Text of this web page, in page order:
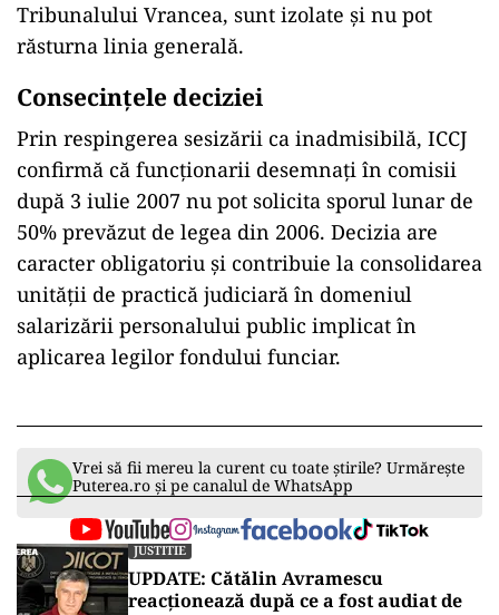
Tribunalului Vrancea, sunt izolate și nu pot
răsturna linia generală.
Consecințele deciziei
Prin respingerea sesizării ca inadmisibilă, ICCJ
confirmă că funcționarii desemnați în comisii
după 3 iulie 2007 nu pot solicita sporul lunar de
50% prevăzut de legea din 2006. Decizia are
caracter obligatoriu și contribuie la consolidarea
unității de practică judiciară în domeniul
salarizării personalului public implicat în
aplicarea legilor fondului funciar.
Vrei să fii mereu la curent cu toate știrile? Urmărește
Puterea.ro și pe canalul de WhatsApp
JUSTITIE
UPDATE: Cătălin Avramescu
reacționează după ce a fost audiat de